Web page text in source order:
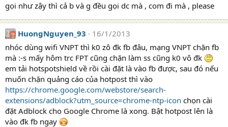
gọi như zậy thì cả b và g đều gọi dc mà , com đi mà , please
HuongNguyen_93
16/1/2013
nhóc dùng wifi VNPT thì k0 zô đk fb đâu, mạng VNPT chặn fb
mà :-s mấy hôm trc FPT cũng chặn làm ss cũng k0 vô đk
em tải hotspotshield về rồi cài đặt là vào fb được, sau đó nếu
muốn chặn quảng cáo của hotpost thì vào
https://chrome.google.com/webstore/search-
extensions/adblock?utm_source=chrome-ntp-icon chọn cài
đặt Adblock cho Google Chrome là xong. Bật hotpost lên là
vào đk fb ngay